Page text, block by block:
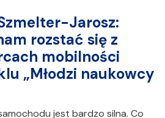
Jarosz:
rozstać się z
mobilności
„Młodzi naukowcy
jest bardzo silna. Co